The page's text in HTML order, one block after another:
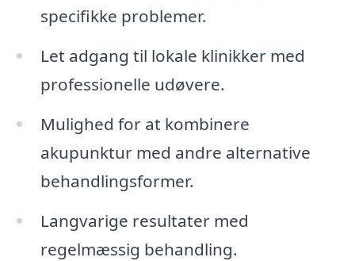
specifikke problemer.
Let adgang til lokale klinikker med
professionelle udøvere.
Mulighed for at kombinere
akupunktur med andre alternative
behandlingsformer.
Langvarige resultater med
regelmæssig behandling.